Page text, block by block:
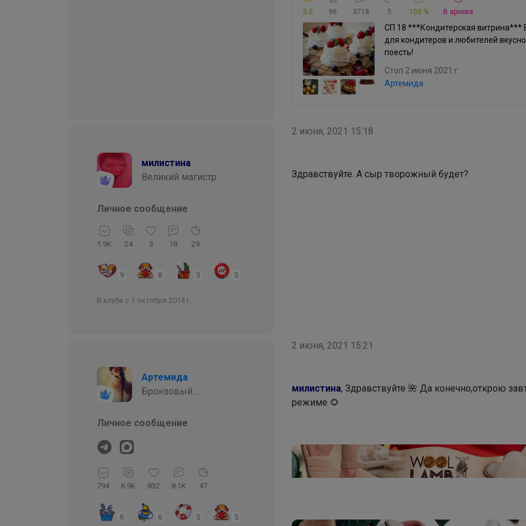
5.0 96 3718 5 100 % В архиве
СП 18 ***Кондитерская витрина***
для кондитеров и любителей вкусно
поесть!
Стоп 2 июня 2021 г.
Артемида
милистина
Великий магистр
Личное сообщение
1.9K 24 3 18 29
9 8 3 3
В клубе с 1 октября 2014 г.
2 июня, 2021 15:18
Здравствуйте. А сыр творожный будет?
Артемида
Бронзовый
Личное сообщение
794 6.9K 832 8.1K 47
6 6 5 5
2 июня, 2021 15:21
милистина, Здравствуйте 🌺 Да конечно,открою
режиме 🌻
Брюнетка